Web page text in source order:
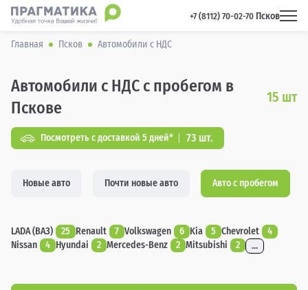
+7 (8112) 70-02-70 Псков
Главная Псков Автомобили с НДС
Автомобили с НДС с пробегом в
Пскове
15 шт
Посмотреть с доставкой 5 дней* 73 шт.
Новые авто Почти новые авто Авто с пробегом
LADA (ВАЗ) 25 Renault 7 Volkswagen 6 Kia 5 Chevrolet
4
Nissan
4 Hyundai 2 Mercedes-Benz 2 Mitsubishi 2 ...